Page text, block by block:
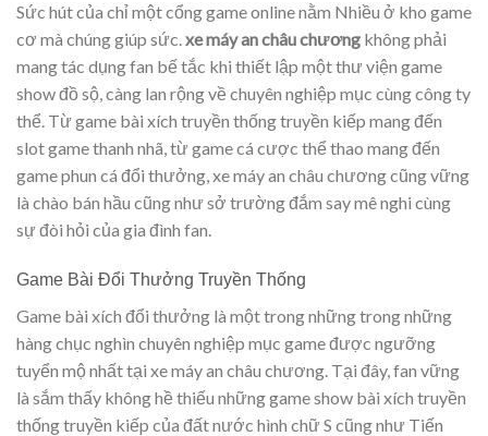
Sức hút của chỉ một cổng game online nằm Nhiều ở kho game
cơ mà chúng giúp sức.xe máy an châu chương không phải
mang tác dụng fan bế tắc khi thiết lập một thư viện game
show đồ sộ, càng lan rộng về chuyên nghiệp mục cùng công ty
thể. Từ game bài xích truyền thống truyền kiếp mang đến
slot game thanh nhã, từ game cá cược thể thao mang đến
game phun cá đổi thưởng, xe máy an châu chương cũng vững
là chào bán hầu cũng như sở trường đắm say mê nghi cùng
sự đòi hỏi của gia đình fan.
Game Bài Đổi Thưởng Truyền Thống
Game bài xích đổi thưởng là một trong những trong những
hàng chục nghìn chuyên nghiệp mục game được ngưỡng
tuyển mộ nhất tại xe máy an châu chương. Tại đây, fan vững
là sắm thấy không hề thiếu những game show bài xích truyền
thống truyền kiếp của đất nước hình chữ S cũng như Tiến